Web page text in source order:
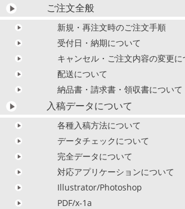
ご注文全般
新規・再注文時のご注文手順
受付日・納期について
キャンセル・ご注文内容の変更に
配送について
納品書・請求書・領収書について
入稿データについて
各種入稿方法について
データチェックについて
完全データについて
対応アプリケーションについて
Illustrator/Photoshop
PDF/x-1a